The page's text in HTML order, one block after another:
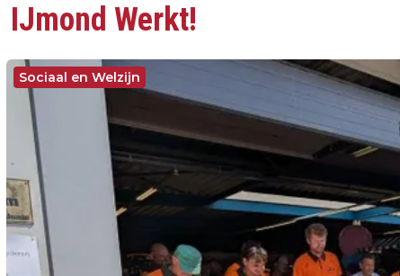
IJmond Werkt!
Sociaal en Welzijn